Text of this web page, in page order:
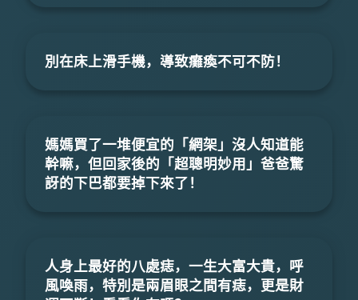
別在床上滑手機，導致癱瘓不可不防！
媽媽買了一堆便宜的「網架」沒人知道能
幹嘛，但回家後的「超聰明妙用」爸爸驚
訝的下巴都要掉下來了！
人身上最好的八處痣，一生大富大貴，呼
風喚雨，特別是兩眉眼之間有痣，更是財